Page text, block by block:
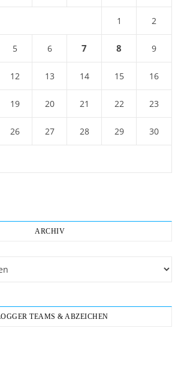
1 2
5 6 7 8 9
12 13 14 15 16
19 20 21 22 23
26 27 28 29 30
ARCHIV
TEAMS & ABZEICHEN